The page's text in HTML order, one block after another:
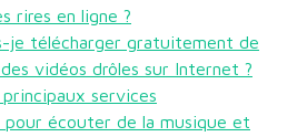
rires en ligne ?
je télécharger gratuitement de
vidéos drôles sur Internet ?
services
pour écouter de la musique et